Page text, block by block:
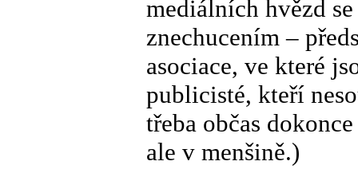
mediálních hvězd
znechucením –
asociace, ve které
publicisté, kteří
třeba občas
ale v menšině.)